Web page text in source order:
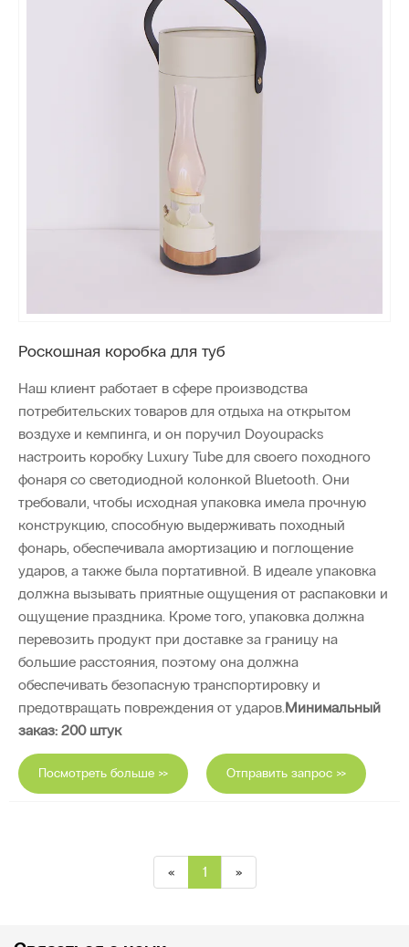
Роскошная коробка для туб
Наш клиент работает в сфере производства
потребительских товаров для отдыха на открытом
воздухе и кемпинга, и он поручил Doyoupacks
настроить коробку Luxury Tube для своего походного
фонаря со светодиодной колонкой Bluetooth. Они
требовали, чтобы исходная упаковка имела прочную
конструкцию, способную выдерживать походный
фонарь, обеспечивала амортизацию и поглощение
ударов, а также была портативной. В идеале упаковка
должна вызывать приятные ощущения от распаковки и
ощущение праздника. Кроме того, упаковка должна
перевозить продукт при доставке за границу на
большие расстояния, поэтому она должна
обеспечивать безопасную транспортировку и
предотвращать повреждения от ударов.Минимальный
заказ: 200 штук
Посмотреть больше >> Отправить запрос >>
« 1 »